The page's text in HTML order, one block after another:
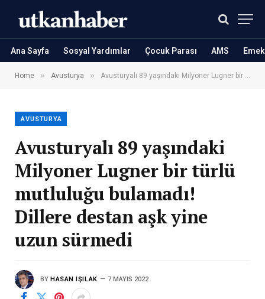
Ana Sayfa Sosyal Yardımlar Çocuk Parası AMS
Home » Avusturya » Avusturyalı 89 yaşındaki Milyoner Lugner bir türlü mutluluğu bulamadı! Dillere destan aşk yine uzun sürmedi
AVUSTURYA
Avusturyalı 89 yaşındaki
Milyoner Lugner bir türlü
mutluluğu bulamadı!
Dillere destan aşk yine
uzun sürmedi
BY HASAN IŞILAK 7 MAYIS 2022